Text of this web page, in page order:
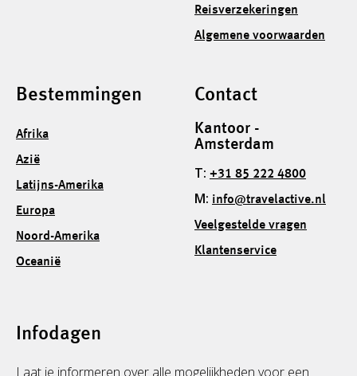
Reisverzekeringen
Algemene voorwaarden
Bestemmingen
Afrika
Azië
Latijns-Amerika
Europa
Noord-Amerika
Oceanië
Contact
Kantoor -
Amsterdam
T: +31 85 222 4800
M: info@travelactive.nl
Veelgestelde vragen
Klantenservice
Infodagen
Laat je informeren over alle mogelijkheden voor een